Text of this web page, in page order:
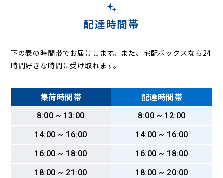
配達時間帯
下の表の時間帯でお届けします。また、宅配ボックスなら24
時間好きな時間に受け取れます。
集荷時間帯 配達時間帯
8:00 ~ 13:00
8:00 ~ 12:00
14:00 ~ 16:00
14:00 ~ 16:00
16:00 ~ 18:00
16:00 ~ 18:00
18:00 ~ 21:00
18:00 ~ 20:00